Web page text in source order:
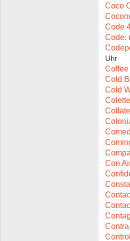
Coco
Code
Code:
Uhr
Cold
Cold
Con